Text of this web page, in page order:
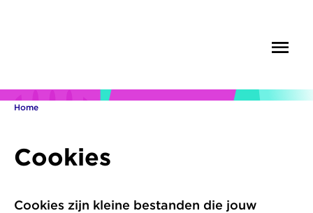
inhoud
gaan
Home
Cookies
Cookies zijn kleine bestanden die jouw